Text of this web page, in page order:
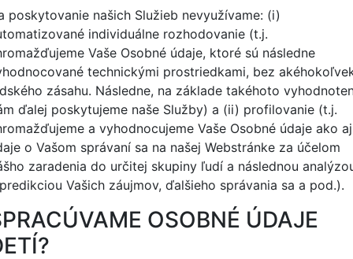
poskytovanie našich Služieb nevyužívame: (i)
individuálne rozhodovanie (t.j.
Vaše Osobné údaje, ktoré sú následne
technickými prostriedkami, bez
zásahu. Následne, na základe takéhoto
ďalej poskytujeme naše Služby) a (ii) profilovanie (t.j.
a vyhodnocujeme Vaše Osobné údaje ako aj
o Vašom správaní sa na našej Webstránke za účelom
zaradenia do určitej skupiny ľudí a následnou
Vašich záujmov, ďalšieho správania sa a pod.).
OSOBNÉ ÚDAJE